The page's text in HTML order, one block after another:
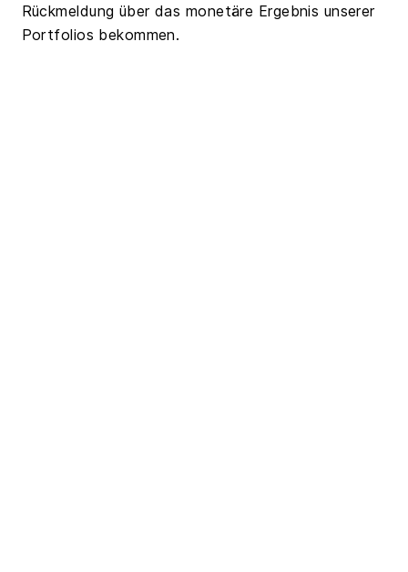
Rückmeldung über das monetäre Ergebnis unserer
Portfolios bekommen.